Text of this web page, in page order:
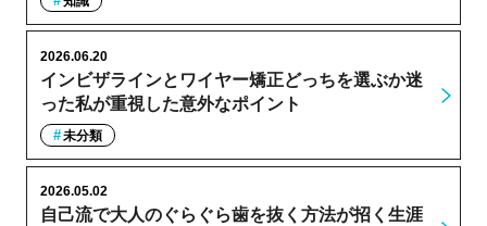
インビザラインとワイヤー矯正どっちを選ぶか迷
った私が重視した意外なポイント
2026.06.20
未分類
自己流で大人のぐらぐら歯を抜く方法が招く生涯
2026.05.02